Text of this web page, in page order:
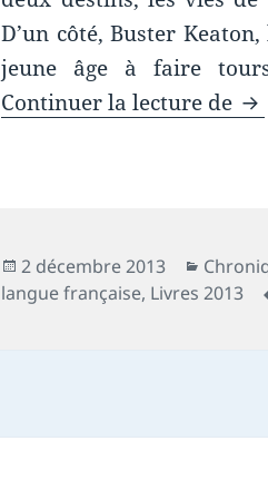
D’un côté, Buster
jeune âge à faire
Continuer la lecture de
Publié
le
2 décembre 2013
langue française, Livres 2013